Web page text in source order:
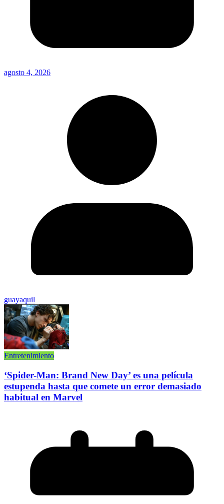
agosto 4, 2026
guayaquil
Entretenimiento
‘Spider-Man: Brand New Day’ es una película
estupenda hasta que comete un error demasiado
habitual en Marvel